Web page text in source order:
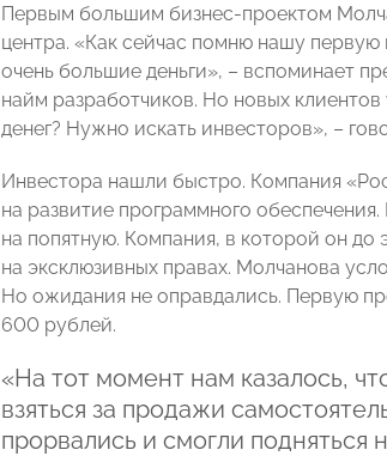
Первым большим бизнес-проектом
центра. «Как сейчас помню нашу
очень большие деньги», – вспоминает
найм разработчиков. Но новых
денег? Нужно искать инвесторов», –
Инвестора нашли быстро. Компания
на развитие программного
на попятную. Компания, в которой он до
на эксклюзивных правах. Молчанова
Но ожидания не оправдались. Первую
600 рублей.
«На тот момент нам казалось,
взяться за продажи
прорвались и смогли подняться